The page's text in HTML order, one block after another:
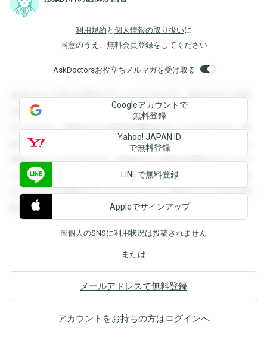
利用規約 と 個人情報の取り扱いに
同意のうえ、無料会員登録をしてください
AskDoctorsお役立ちメルマガを受け取る
登録すると回答を閲覧することができます。登録すると回答
を閲覧することができます。登録すると回答を閲覧すること
ができます。登録すると回答を閲覧することができます。登
録すると回答を閲覧することができます。登録すると回答を
閲覧することができます。登録すると回答を閲覧することが
できます。登録すると回答を閲覧することができます。登録
すると回答を閲覧することができます。登録すると回答を閲
覧することができます。
Googleアカウントで
無料登録
Yahoo! JAPAN ID
で無料登録
LINEで無料登録
Appleでサインアップ
※個人のSNSに利用状況は投稿されません
または
メールアドレスで無料登録
アカウントをお持ちの方はログインへ